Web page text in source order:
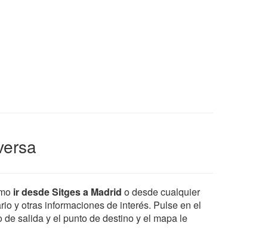
ir desde Sitges a Madrid o desde cualquier
y otras informaciones de interés. Pulse en el
salida y el punto de destino y el mapa le